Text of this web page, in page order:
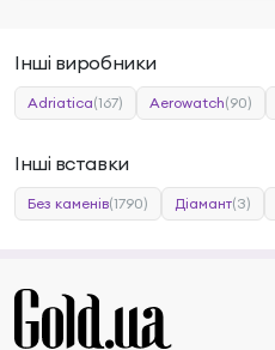
Інші виробники
Adriatica(167) Aerowatch(90)
Інші вставки
Без каменів(1790) Діамант(3)